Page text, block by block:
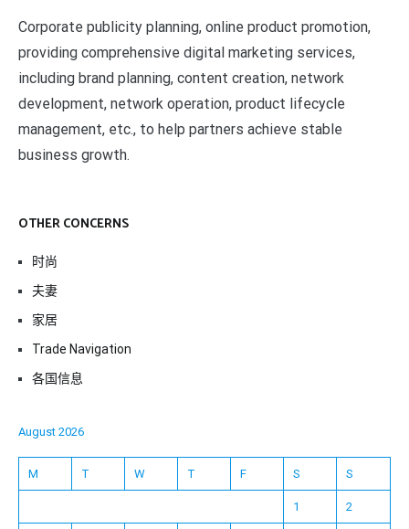
Corporate publicity planning, online product promotion,
providing comprehensive digital marketing services,
including brand planning, content creation, network
development, network operation, product lifecycle
management, etc., to help partners achieve stable
business growth.
OTHER CONCERNS
时尚
夫妻
家居
Trade Navigation
各国信息
August 2026
M T W T F S S
1 2